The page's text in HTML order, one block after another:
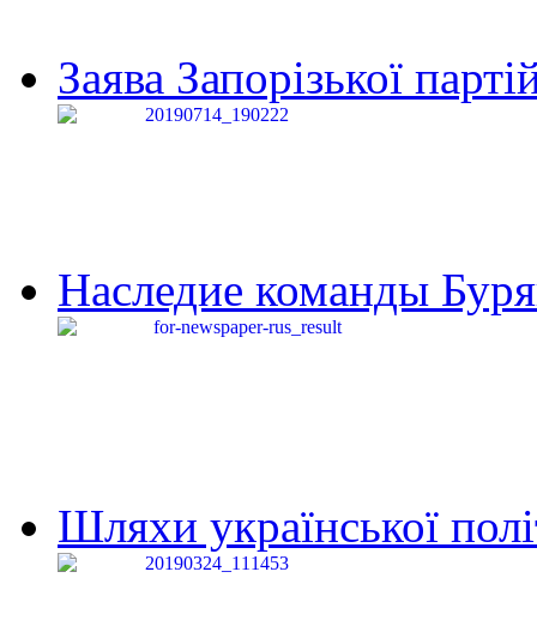
Заява Запорізької
Наследие команды
Шляхи української